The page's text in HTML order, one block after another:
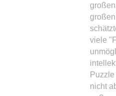
viele
nicht